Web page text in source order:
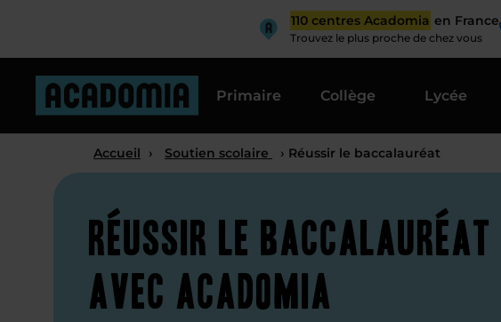
110 centres Acadomia en France
Trouvez le plus proche de chez vous
Primaire Collège Lycée
Accueil › Soutien scolaire › Réussir le baccalauréat
Réussir le baccalauréat
avec Acadomia